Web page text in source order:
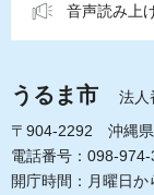
音声読み上
うるま市
法人
〒904-2292 沖縄県
電話番号：098-974-
開庁時間：月曜日